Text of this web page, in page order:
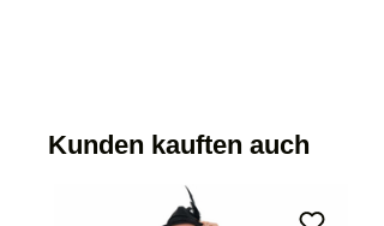
Kunden kauften auch